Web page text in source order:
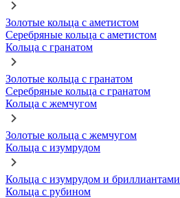
Золотые кольца с аметистом
Серебряные кольца с аметистом
Кольца с гранатом
Золотые кольца с гранатом
Серебряные кольца с гранатом
Кольца с жемчугом
Золотые кольца с жемчугом
Кольца с изумрудом
Кольца с изумрудом и бриллиантами
Кольца с рубином